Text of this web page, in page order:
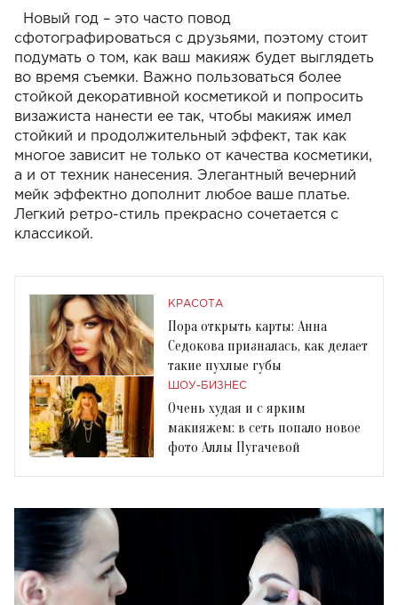
Новый год – это часто повод
сфотографироваться с друзьями, поэтому стоит
подумать о том, как ваш макияж будет выглядеть
во время съемки. Важно пользоваться более
стойкой декоративной косметикой и попросить
визажиста нанести ее так, чтобы макияж имел
стойкий и продолжительный эффект, так как
многое зависит не только от качества косметики,
а и от техник нанесения. Элегантный вечерний
мейк эффектно дополнит любое ваше платье.
Легкий ретро-стиль прекрасно сочетается с
классикой.
КРАСОТА
Пора открыть карты: Анна
Седокова призналась, как делает
такие пухлые губы
ШОУ-БИЗНЕС
Очень худая и с ярким
макияжем: в сеть попало новое
фото Аллы Пугачевой